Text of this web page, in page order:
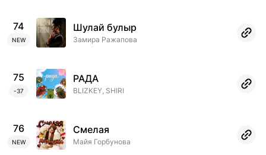
74
NEW
Шулай булыр
Замира Ражапова
75
-37
РАДА
BLIZKEY, SHIRI
76
NEW
Смелая
Майя Горбунова